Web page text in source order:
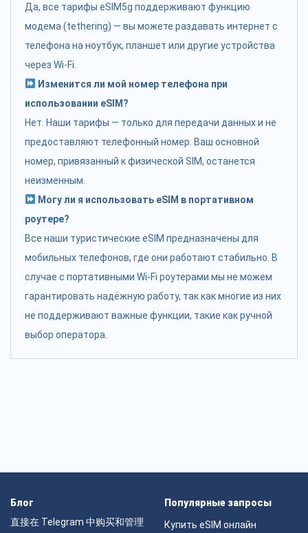
Да, все тарифы eSIM5g поддерживают функцию
модема (tethering) — вы можете раздавать интернет с
телефона на ноутбук, планшет или другие устройства
через Wi-Fi.
Изменится ли мой номер телефона при
использовании eSIM?
Нет. Наши тарифы — только для передачи данных и не
предоставляют телефонный номер. Ваш основной
номер, привязанный к физической SIM, останется
неизменным.
Могу ли я использовать eSIM в портативном
роутере?
Все наши туристические eSIM предназначены для
мобильных телефонов, где они работают стабильно. В
случае с портативными Wi-Fi роутерами мы не можем
гарантировать надёжную работу, так как многие из них
не поддерживают важные функции, такие как ручной
выбор оператора.
Блог
直接在 Telegram 中购买和管理
Популярные запросы
Купить eSIM онлайн